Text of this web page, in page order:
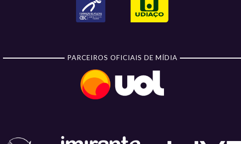
PARCEIROS OFICIAIS DE MÍDIA